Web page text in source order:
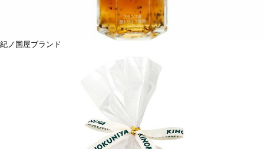
紀ノ国屋ブランド